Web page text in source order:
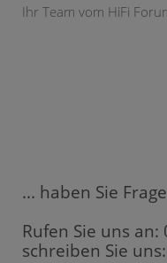
Ihr Team vom HiFi
... haben Sie
Rufen Sie uns
schreiben Sie uns: